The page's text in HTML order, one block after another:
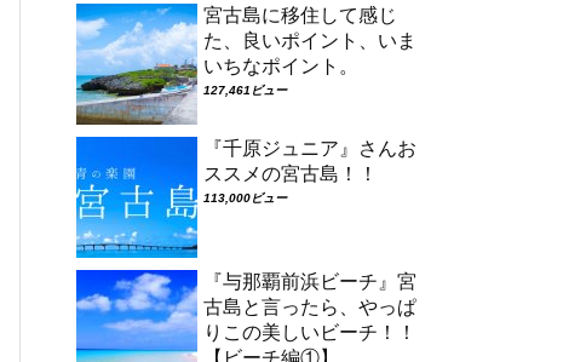
宮古島に移住して感じ
た、良いポイント、いま
いちなポイント。
127,461ビュー
『千原ジュニア』さんお
ススメの宮古島！！
113,000ビュー
『与那覇前浜ビーチ』宮
古島と言ったら、やっぱ
りこの美しいビーチ！！